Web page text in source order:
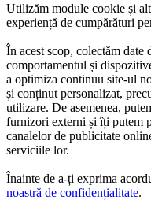
Utilizăm module cookie și
experiență de cumpărături
În acest scop, colectăm date
comportamentul și
a optimiza continuu site-ul
și conținut personalizat,
utilizare. De asemenea,
furnizori externi și îți putem
canalelor de publicitate
serviciile lor.
Înainte de a-ți exprima
noastră de confidențialitate.